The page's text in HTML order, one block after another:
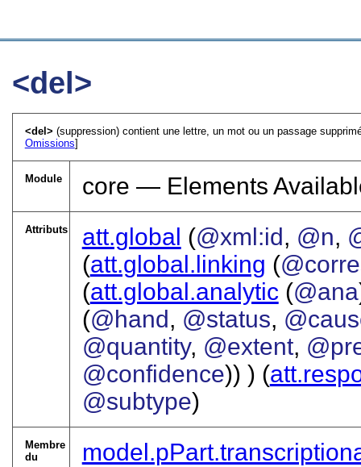
<del>
<del> (suppression) contient une lettre, un mot ou un passage
Omissions]
Module core — Elements
Attributs att.global (@xml:id, @n,
(att.global.linking (
(att.global.analytic (@ana
(@hand, @status,
@quantity, @extent,
@confidence)) ) (
@subtype)
Membre
du